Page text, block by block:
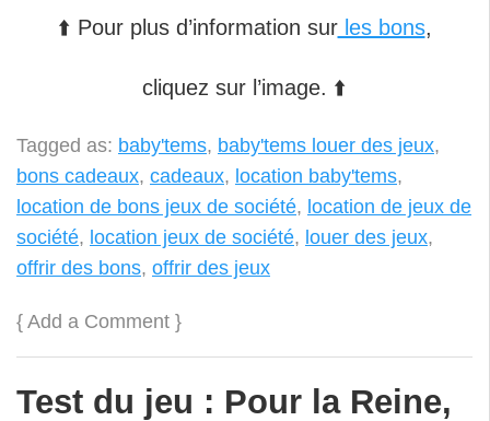
⬆️ Pour plus d’information surles bons,
cliquez sur l’image. ⬆️
Tagged as: baby'tems, baby'tems louer des jeux,
bons cadeaux, cadeaux, location baby'tems,
location de bons jeux de société, location de jeux de
société, location jeux de société, louer des jeux,
offrir des bons, offrir des jeux
{ Add a Comment }
Test du jeu : Pour la Reine,